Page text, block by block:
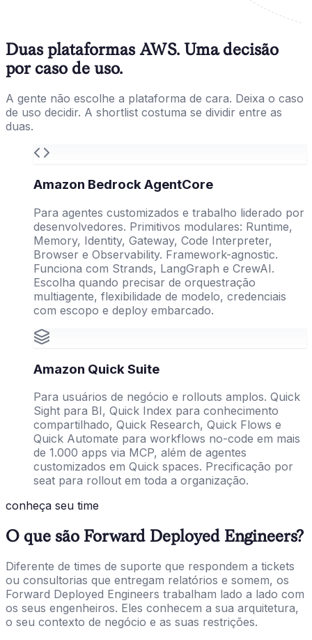
Duas plataformas AWS. Uma decisão
por caso de uso.
A gente não escolhe a plataforma de cara. Deixa o caso
de uso decidir. A shortlist costuma se dividir entre as
duas.
Amazon Bedrock AgentCore
Para agentes customizados e trabalho liderado por
desenvolvedores. Primitivos modulares: Runtime,
Memory, Identity, Gateway, Code Interpreter,
Browser e Observability. Framework-agnostic.
Funciona com Strands, LangGraph e CrewAI.
Escolha quando precisar de orquestração
multiagente, flexibilidade de modelo, credenciais
com escopo e deploy embarcado.
Amazon Quick Suite
Para usuários de negócio e rollouts amplos. Quick
Sight para BI, Quick Index para conhecimento
compartilhado, Quick Research, Quick Flows e
Quick Automate para workflows no-code em mais
de 1.000 apps via MCP, além de agentes
customizados em Quick spaces. Precificação por
seat para rollout em toda a organização.
conheça seu time
O que são Forward Deployed Engineers?
Diferente de times de suporte que respondem a tickets
ou consultorias que entregam relatórios e somem, os
Forward Deployed Engineers trabalham lado a lado com
os seus engenheiros. Eles conhecem a sua arquitetura,
o seu contexto de negócio e as suas restrições.